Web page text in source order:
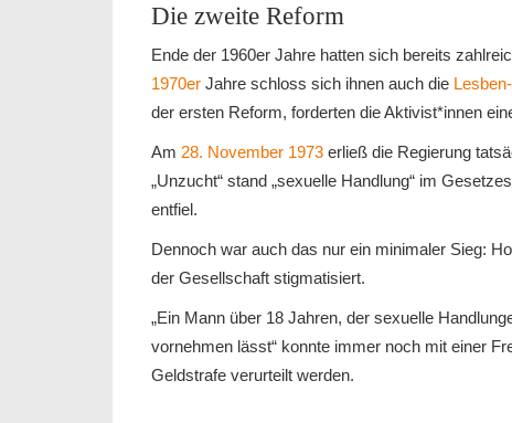
Die zweite Reform
Ende der 1960er Jahre hatten sich bereits
1970er Jahre schloss sich ihnen auch die
der ersten Reform, forderten die Aktivist*innen
Am 28. November 1973 erließ die Regierung
„Unzucht“ stand „sexuelle Handlung“ im
entfiel.
Dennoch war auch das nur ein minimaler Sieg:
der Gesellschaft stigmatisiert.
„Ein Mann über 18 Jahren, der sexuelle
vornehmen lässt“ konnte immer noch mit einer
Geldstrafe verurteilt werden.